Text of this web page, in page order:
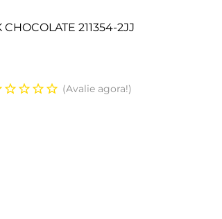
211354-2JJ
Avalie agora!